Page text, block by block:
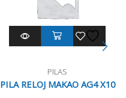
PILAS
PILA RELOJ MAKAO AG4 X10